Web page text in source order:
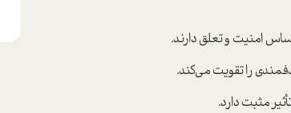
امنیت و تعلق دارند.
را تقویت می‌کند.
مثبت دارد.